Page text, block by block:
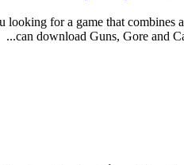
for a game that
can download Guns, Gore and